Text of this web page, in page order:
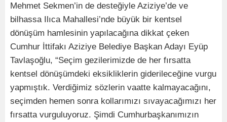
Mehmet Sekmen’in de desteğiyle Aziziye’de ve
bilhassa Ilıca Mahallesi’nde büyük bir kentsel
dönüşüm hamlesinin yapılacağına dikkat çeken
Cumhur İttifakı Aziziye Belediye Başkan Adayı Eyüp
Tavlaşoğlu, “Seçim gezilerimizde de her fırsatta
kentsel dönüşümdeki eksikliklerin giderileceğine vurgu
yapmıştık. Verdiğimiz sözlerin vaatte kalmayacağını,
seçimden hemen sonra kollarımızı sıvayacağımızı her
fırsatta vurguluyoruz. Şimdi Cumhurbaşkanımızın